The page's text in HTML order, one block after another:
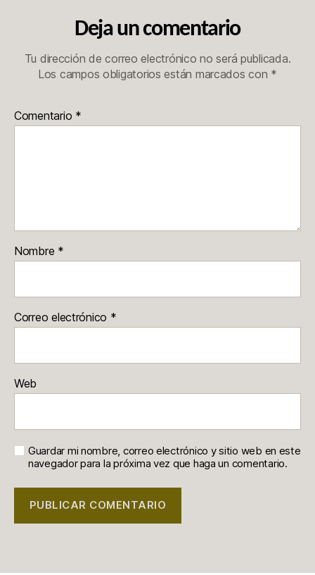
Deja un comentario
Tu dirección de correo electrónico no será publicada.
Los campos obligatorios están marcados con *
Comentario *
Nombre *
Correo electrónico *
Web
Guardar mi nombre, correo electrónico y sitio web en este
navegador para la próxima vez que haga un comentario.